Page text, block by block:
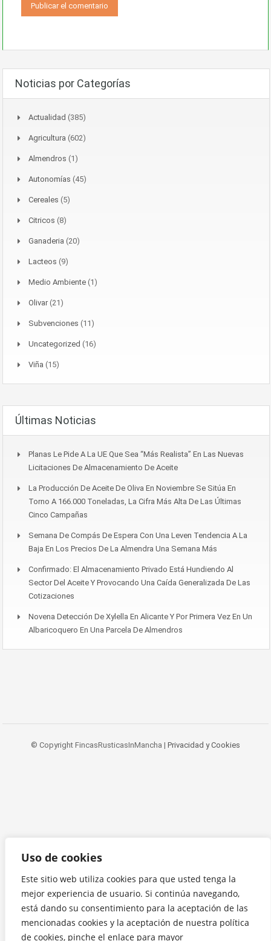
Uso de cookies
Este sitio web utiliza cookies para que usted tenga la
mejor experiencia de usuario. Si continúa navegando,
está dando su consentimiento para la aceptación de las
mencionadas cookies y la aceptación de nuestra política
de cookies, pinche el enlace para mayor
Noticias por Categorías
Actualidad (385)
Agricultura (602)
Almendros (1)
Autonomías (45)
Cereales (5)
Citricos (8)
Ganaderia (20)
Lacteos (9)
Medio Ambiente (1)
Olivar(21)
Subvenciones (11)
Uncategorized (16)
Viña (15)
Últimas Noticias
Planas Le Pide A La UE Que Sea “más Realista” En Las Nuevas
Licitaciones De Almacenamiento De Aceite
La Producción De Aceite De Oliva En Noviembre Se Sitúa En
Torno A 166.000 Toneladas, La Cifra Más Alta De Las Últimas
Cinco Campañas
Semana De Compás De Espera Con Una Leven Tendencia A La
Baja En Los Precios De La Almendra Una Semana Más
Confirmado: El Almacenamiento Privado Está Hundiendo Al
Sector Del Aceite Y Provocando Una Caída Generalizada De Las
Cotizaciones
Novena Detección De Xylella En Alicante Y Por Primera Vez En Un
Albaricoquero En Una Parcela De Almendros
© Copyright FincasRusticasInMancha | Privacidad y Cookies